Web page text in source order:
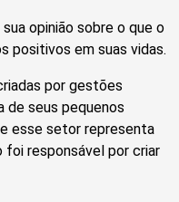
opinião sobre o que o
positivos em suas vidas.
por gestões
de seus pequenos
esse setor representa
foi responsável por criar